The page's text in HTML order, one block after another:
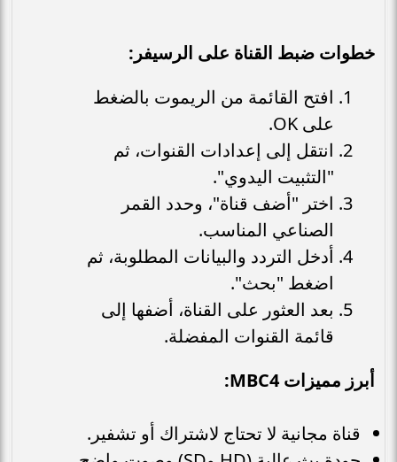
خطوات ضبط القناة على الرسيفر:
افتح القائمة من الريموت بالضغط
على OK.
انتقل إلى إعدادات القنوات، ثم
"التثبيت اليدوي".
اختر "أضف قناة"، وحدد القمر
الصناعي المناسب.
أدخل التردد والبيانات المطلوبة، ثم
اضغط "بحث".
بعد العثور على القناة، أضفها إلى
قائمة القنوات المفضلة.
أبرز مميزات MBC4:
قناة مجانية لا تحتاج لاشتراك أو تشفير.